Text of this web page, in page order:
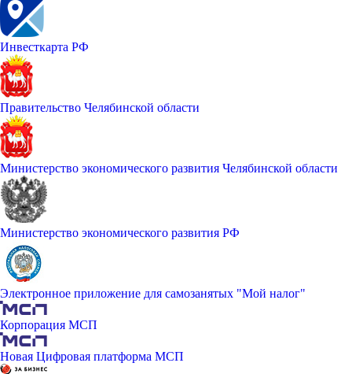
Инвесткарта РФ
Правительство Челябинской области
Министерство экономического развития Челябинской области
Министерство экономического развития РФ
Электронное приложение для самозанятых "Мой налог"
Корпорация МСП
Новая Цифровая платформа МСП